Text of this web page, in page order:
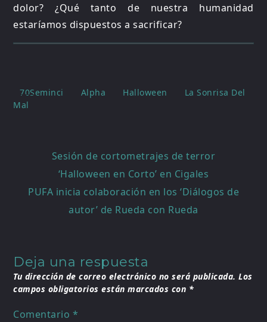
dolor? ¿Qué tanto de nuestra humanidad
estaríamos dispuestos a sacrificar?
70Seminci Alpha Halloween
La Sonrisa Del
Mal
Navegación
entradas
Sesión de cortometrajes de terror
‘Halloween en Corto’ en Cigales
PUFA inicia colaboración en los ‘Diálogos de
autor’ de Rueda con Rueda
Deja una respuesta
Tu dirección de correo electrónico no será publicada. Los
campos obligatorios están marcados con *
Comentario *